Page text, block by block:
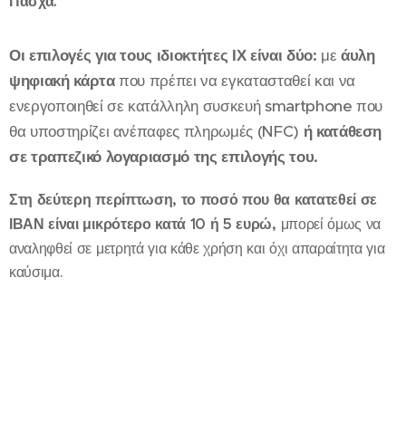
Οι επιλογές για τους ιδιοκτήτες ΙΧ είναι δύο: μεάυλη
ψηφιακή κάρταπου πρέπει να εγκατασταθεί και να
ενεργοποιηθεί σε κατάλληλη συσκευή smartphone που
θα υποστηρίζει ανέπαφες πληρωμές (NFC) ή κατάθεση
σε τραπεζικό λογαριασμό της επιλογής του.
Στη δεύτερη περίπτωση, το ποσό που θα κατατεθεί σε
ΙΒΑΝ είναι μικρότερο κατά 10 ή 5 ευρώ, μπορεί όμως να
αναληφθεί σε μετρητά για κάθε χρήση και όχι απαραίτητα για
καύσιμα.